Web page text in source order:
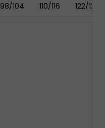
134/140 146/152
98/104 110/116 122/128